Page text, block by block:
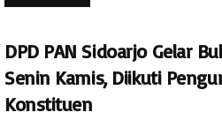
DPD PAN Sidoarjo Gelar
Senin Kamis, Diikuti
Konstituen